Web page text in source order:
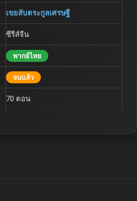
เขยลับตระกูลเศรษฐี
ซีรีส์จีน
พากย์ไทย
จบแล้ว
70 ตอน